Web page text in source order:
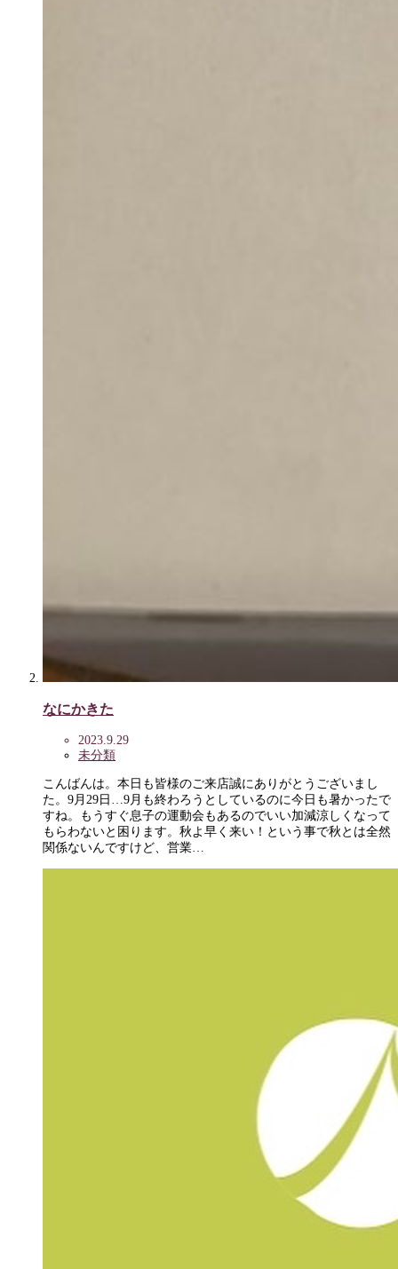
なにかきた
2023.9.29
未分類
こんばんは。本日も皆様のご来店誠にありがとうございまし
た。9月29日…9月も終わろうとしているのに今日も暑かったで
すね。もうすぐ息子の運動会もあるのでいい加減涼しくなって
もらわないと困ります。秋よ早く来い！という事で秋とは全然
関係ないんですけど、営業…